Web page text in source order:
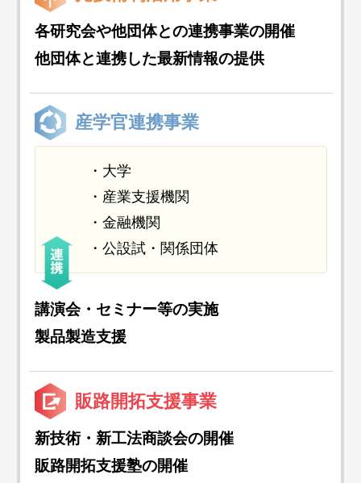
各研究会や他団体との連携事業の開催
他団体と連携した最新情報の提供
産学官連携事業
大学
産業支援機関
金融機関
公設試・関係団体
講演会・セミナー等の実施
製品製造支援
販路開拓支援事業
新技術・新工法商談会の開催
販路開拓支援塾の開催